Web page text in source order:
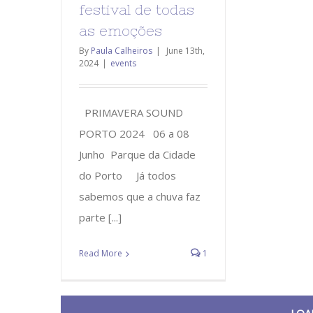
festival de todas
as emoções
By Paula Calheiros |
June 13th,
2024 | events
PRIMAVERA SOUND
PORTO 2024 06 a 08
Junho Parque da Cidade
do Porto Já todos
sabemos que a chuva faz
parte [...]
Read More 1